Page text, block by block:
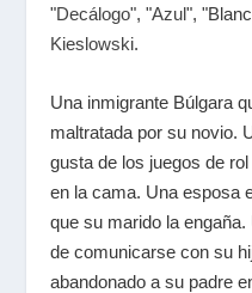
"Decálogo", "Azul",
Kieslowski.
Una inmigrante Búlgara
maltratada por su novio.
gusta de los juegos de
en la cama. Una esposa
que su marido la
de comunicarse con su
abandonado a su padre